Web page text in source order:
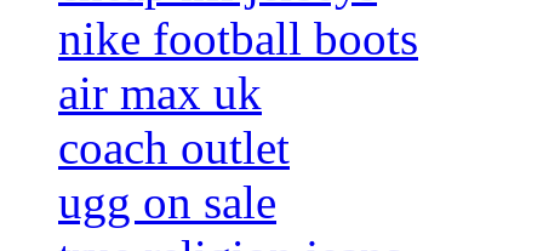
nike football boots
air max uk
coach outlet
ugg on sale